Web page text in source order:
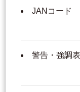
JANコード
警告・強調